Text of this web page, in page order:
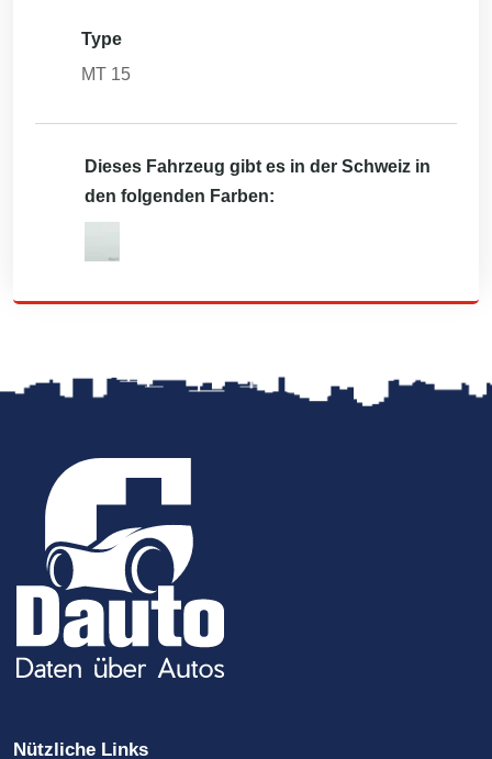
Type
MT 15
Dieses Fahrzeug gibt es in der Schweiz in
den folgenden Farben:
Nützliche Links